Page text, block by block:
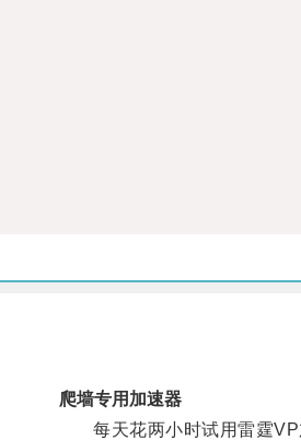
爬墙专用加速器
每天花两小时试用雷霆VP